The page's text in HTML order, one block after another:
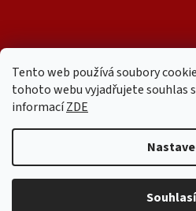
Tento web používá soubory
tohoto webu vyjadřujete souhlas
informacíZDE
Copyright 2026Mr. Candy Bull.
nastavení